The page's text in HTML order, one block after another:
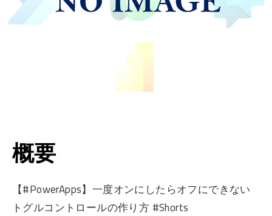
概要
【#PowerApps】一度オンにしたらオフにできない
トグルコントロールの作り方 #Shorts